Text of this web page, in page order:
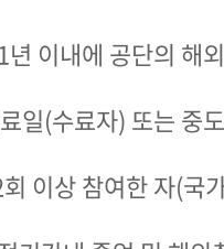
이내에 공단의 해
일(수료자) 또는 중
이상 참여한 자(국